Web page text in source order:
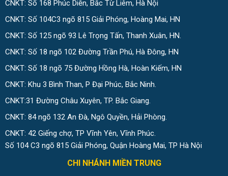
CNKT: Số 168 Phúc Diễn, Bắc Từ Liêm, Hà Nội
CNKT: Số 104C3 ngõ 815 Giải Phóng, Hoàng Mai, HN
CNKT: Số 125 ngõ 93 Lê Trọng Tấn, Thanh Xuân, HN.
CNKT: Số 18 ngõ 102 Đường Trần Phú, Hà Đông, HN
CNKT: Số 18 ngõ 75 Đường Hồng Hà, Hoàn Kiếm, HN
CNKT: Khu 3 Bình Than, P Đại Phúc, Bắc Ninh.
CNKT:31 Đường Châu Xuyên, TP. Bắc Giang.
CNKT: 84 ngõ 132 An Đà, Ngô Quyền, Hải Phòng.
CNKT: 42 Giếng chợ, TP Vĩnh Yên, Vĩnh Phúc.
Số 104 C3 ngõ 815 Giải Phóng, Quận Hoàng Mai, TP Hà Nội
CHI NHÁNH MIỀN TRUNG